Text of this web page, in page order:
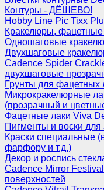
Контуры - ДЁШЕВО!
Hobby Line Pic Tixx
Кракелюры, фацетные
Одношаговые
Двухшаговые
Cadence Spider
двухшаговые
Грунты для фацетных
Микрокракелюрные
(прозрачный и
Фацетные лаки Viva
Пигменты и воски для
Краски специальные
фарфору и т.д.)
Декор и роспись
Cadence Mirror
поверхностей